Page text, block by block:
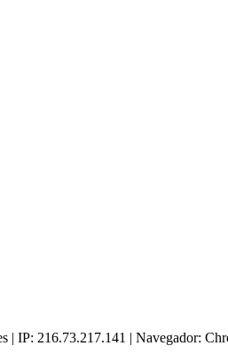
| IP: 216.73.217.141 | Navegador: